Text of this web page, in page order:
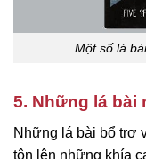
Một số lá
5. Những lá bài
Những lá bài bổ trợ
tôn lên những khía